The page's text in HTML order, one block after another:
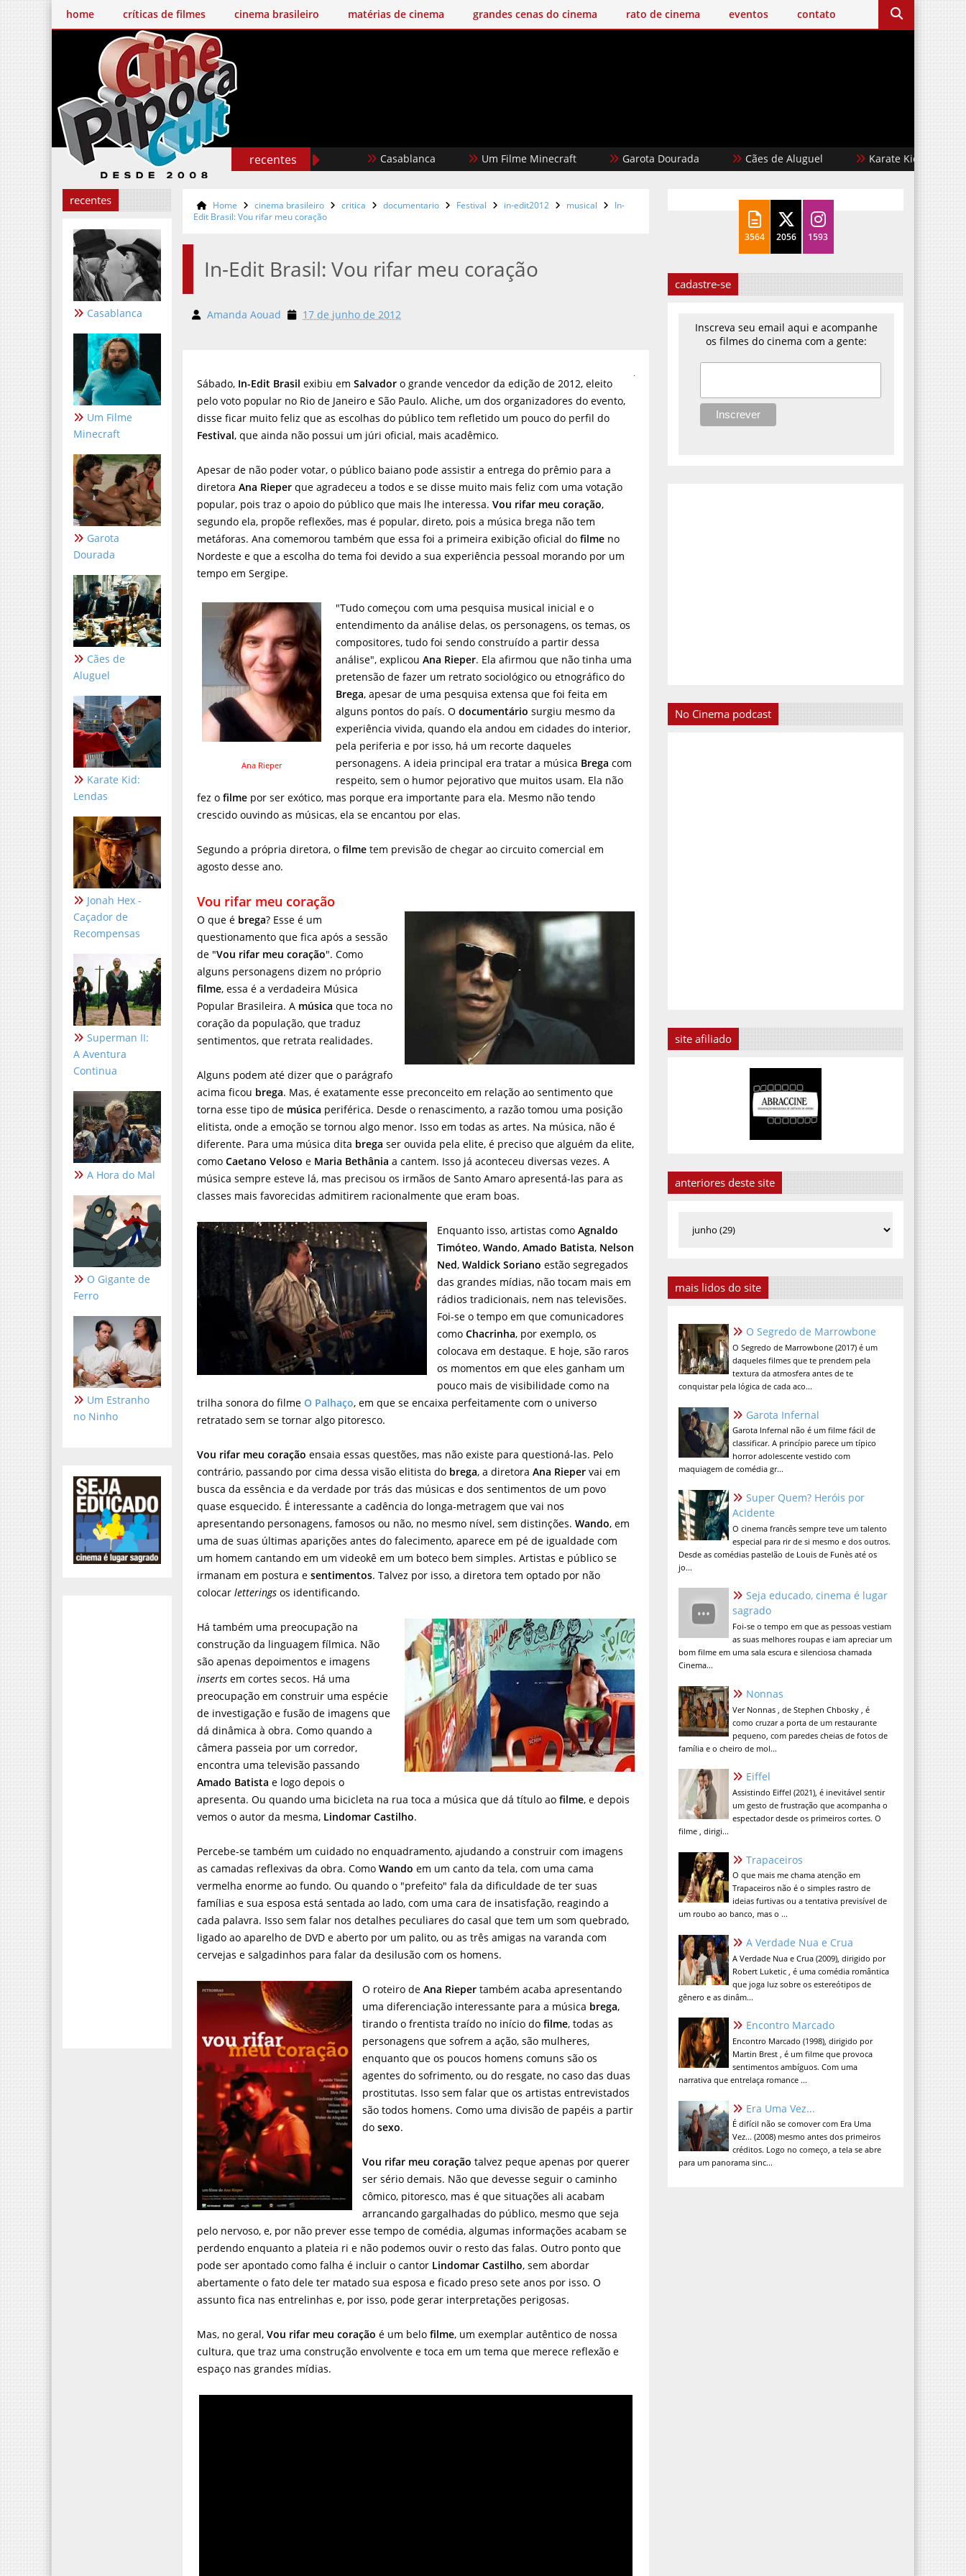
home críticas de filmes cinema brasileiro matérias de cinema grandes cenas do cinema rato de cinema eventos contato
recentes Casablanca Um Filme Minecraft Garota Dourada Cães de Aluguel Karate Kid: Lendas
recentes
Casablanca
Um Filme
Minecraft
Garota
Dourada
Cães de
Aluguel
Karate Kid:
Lendas
Jonah Hex -
Caçador de
Recompensas
Superman II:
A Aventura
Continua
A Hora do Mal
O Gigante de
Ferro
Um Estranho
no Ninho
Home cinema brasileiro critica documentario Festival in-edit2012 musical
In-
Edit Brasil: Vou rifar meu coração
In-Edit Brasil: Vou rifar meu coração
Amanda Aouad 17 de junho de 2012
Sábado, In-Edit Brasil exibiu emSalvador o grande vencedor da edição de 2012, eleito
pelo voto popular no Rio de Janeiro e São Paulo. Aliche, um dos organizadores do evento,
disse ficar muito feliz que as escolhas do público tem refletido um pouco do perfil do
Festival, que ainda não possui um júri oficial, mais acadêmico.
Apesar de não poder votar, o público baiano pode assistir a entrega do prêmio para a
diretoraAna Rieper que agradeceu a todos e se disse muito mais feliz com uma votação
popular, pois traz o apoio do público que mais lhe interessa.Vou rifar meu coração,
segundo ela, propõe reflexões, mas é popular, direto, pois a música brega não tem
metáforas. Ana comemorou também que essa foi a primeira exibição oficial dofilme no
Nordeste e que a escolha do tema foi devido a sua experiência pessoal morando por um
tempo em Sergipe.
Ana Rieper
"Tudo começou com uma pesquisa musical inicial e o
entendimento da análise delas, os personagens, os temas, os
compositores, tudo foi sendo construído a partir dessa
análise", explicouAna Rieper. Ela afirmou que não tinha uma
pretensão de fazer um retrato sociológico ou etnográfico do
Brega, apesar de uma pesquisa extensa que foi feita em
alguns pontos do país. Odocumentário surgiu mesmo da
experiência vivida, quando ela andou em cidades do interior,
pela periferia e por isso, há um recorte daqueles
personagens. A ideia principal era tratar a música Brega com
respeito, sem o humor pejorativo que muitos usam. Ela não
fez ofilme por ser exótico, mas porque era importante para ela. Mesmo não tendo
crescido ouvindo as músicas, ela se encantou por elas.
Segundo a própria diretora, ofilme tem previsão de chegar ao circuito comercial em
agosto desse ano.
Vou rifar meu coração
O que é brega? Esse é um
questionamento que fica após a sessão
de "Vou rifar meu coração". Como
alguns personagens dizem no próprio
filme, essa é a verdadeira Música
Popular Brasileira. A música que toca no
coração da população, que traduz
sentimentos, que retrata realidades.
Alguns podem até dizer que o parágrafo
acima ficou brega. Mas, é exatamente esse preconceito em relação ao sentimento que
torna esse tipo de música periférica. Desde o renascimento, a razão tomou uma posição
elitista, onde a emoção se tornou algo menor. Isso em todas as artes. Na música, não é
diferente. Para uma música dita brega ser ouvida pela elite, é preciso que alguém da elite,
comoCaetano Veloso e Maria Bethânia a cantem. Isso já aconteceu diversas vezes. A
música sempre esteve lá, mas precisou os irmãos de Santo Amaro apresentá-las para as
classes mais favorecidas admitirem racionalmente que eram boas.
Enquanto isso, artistas comoAgnaldo
Timóteo,Wando,Amado Batista, Nelson
Ned,Waldick Soriano estão segregados
das grandes mídias, não tocam mais em
rádios tradicionais, nem nas televisões.
Foi-se o tempo em que comunicadores
comoChacrinha, por exemplo, os
colocava em destaque. E hoje, são raros
os momentos em que eles ganham um
pouco mais de visibilidade como na
trilha sonora do filmeO Palhaço, em que se encaixa perfeitamente com o universo
retratado sem se tornar algo pitoresco.
Vou rifar meu coração ensaia essas questões, mas não existe para questioná-las. Pelo
contrário, passando por cima dessa visão elitista do brega, a diretoraAna Rieper vai em
busca da essência e da verdade por trás das músicas e dos sentimentos de um povo
quase esquecido. É interessante a cadência do longa-metragem que vai nos
apresentando personagens, famosos ou não, no mesmo nível, sem distinções.Wando, em
uma de suas últimas aparições antes do falecimento, aparece em pé de igualdade com
um homem cantando em um videokê em um boteco bem simples. Artistas e público se
irmanam em postura esentimentos. Talvez por isso, a diretora tem optado por não
colocarletterings os identificando.
Há também uma preocupação na
construção da linguagem fílmica. Não
são apenas depoimentos e imagens
inserts em cortes secos. Há uma
preocupação em construir uma espécie
de investigação e fusão de imagens que
dá dinâmica à obra. Como quando a
câmera passeia por um corredor,
encontra uma televisão passando
Amado Batista e logo depois o
apresenta. Ou quando uma bicicleta na rua toca a música que dá título aofilme, e depois
vemos o autor da mesma, Lindomar Castilho.
Percebe-se também um cuidado no enquadramento, ajudando a construir com imagens
as camadas reflexivas da obra. ComoWando em um canto da tela, com uma cama
vermelha enorme ao fundo. Ou quando o "prefeito" fala da dificuldade de ter suas
famílias e sua esposa está sentada ao lado, com uma cara de insatisfação, reagindo a
cada palavra. Isso sem falar nos detalhes peculiares do casal que tem um som quebrado,
ligado ao aparelho de DVD e aberto por um palito, ou as três amigas na varanda com
cervejas e salgadinhos para falar da desilusão com os homens.
O roteiro deAna Rieper também acaba apresentando
uma diferenciação interessante para a música brega,
tirando o frentista traído no início dofilme, todas as
personagens que sofrem a ação, são mulheres,
enquanto que os poucos homens comuns são os
agentes do sofrimento, ou do resgate, no caso das duas
prostitutas. Isso sem falar que os artistas entrevistados
são todos homens. Como uma divisão de papéis a partir
dosexo.
Vou rifar meu coração talvez peque apenas por querer
ser sério demais. Não que devesse seguir o caminho
cômico, pitoresco, mas é que situações ali acabam
arrancando gargalhadas do público, mesmo que seja
pelo nervoso, e, por não prever esse tempo de comédia, algumas informações acabam se
perdendo enquanto a plateia ri e não podemos ouvir o resto das falas. Outro ponto que
pode ser apontado como falha é incluir o cantor Lindomar Castilho, sem abordar
abertamente o fato dele ter matado sua esposa e ficado preso sete anos por isso. O
assunto fica nas entrelinhas e, por isso, pode gerar interpretações perigosas.
Mas, no geral,Vou rifar meu coração é um belofilme, um exemplar autêntico de nossa
cultura, que traz uma construção envolvente e toca em um tema que merece reflexão e
espaço nas grandes mídias.
3564 2056 1593
cadastre-se
Inscreva seu email aqui e acompanhe
os filmes do cinema com a gente:
No Cinema podcast
site afiliado
anteriores deste site
mais lidos do site
O Segredo de Marrowbone
O Segredo de Marrowbone (2017) é um
daqueles filmes que te prendem pela
textura da atmosfera antes de te
conquistar pela lógica de cada aco...
Garota Infernal
Garota Infernal não é um filme fácil de
classificar. A princípio parece um típico
horror adolescente vestido com
maquiagem de comédia gr...
Super Quem? Heróis por
Acidente
O cinema francês sempre teve um talento
especial para rir de si mesmo e dos outros.
Desde as comédias pastelão de Louis de Funès até os
jo...
Seja educado, cinema é lugar
sagrado
Foi-se o tempo em que as pessoas vestiam
as suas melhores roupas e iam apreciar um
bom filme em uma sala escura e silenciosa chamada
Cinema...
Nonnas
Ver Nonnas , de Stephen Chbosky , é
como cruzar a porta de um restaurante
pequeno, com paredes cheias de fotos de
família e o cheiro de mol...
Eiffel
Assistindo Eiffel (2021), é inevitável sentir
um gesto de frustração que acompanha o
espectador desde os primeiros cortes. O
filme , dirigi...
Trapaceiros
O que mais me chama atenção em
Trapaceiros não é o simples rastro de
ideias furtivas ou a tentativa previsível de
um roubo ao banco, mas o ...
A Verdade Nua e Crua
A Verdade Nua e Crua (2009), dirigido por
Robert Luketic , é uma comédia romântica
que joga luz sobre os estereótipos de
gênero e as dinâm...
Encontro Marcado
Encontro Marcado (1998), dirigido por
Martin Brest , é um filme que provoca
sentimentos ambíguos. Com uma
narrativa que entrelaça romance ...
Era Uma Vez...
É difícil não se comover com Era Uma
Vez... (2008) mesmo antes dos primeiros
créditos. Logo no começo, a tela se abre
para um panorama sinc...